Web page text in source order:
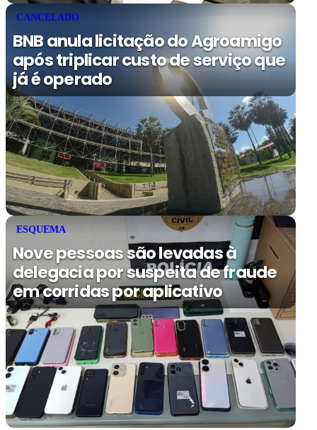
CANCELADO
BNB anula licitação do Agroamigo
após triplicar custo de serviço que
já é operado
ESQUEMA
Nove pessoas são levadas à
delegacia por suspeita de fraude
em corridas por aplicativo